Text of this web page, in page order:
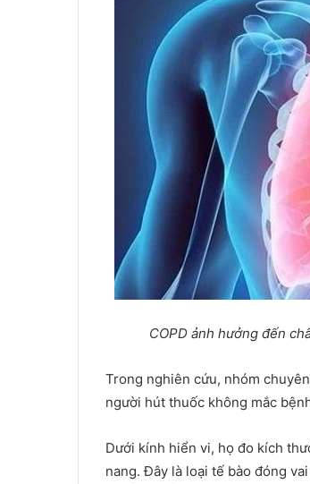
COPD ảnh hưởng đến ch
Trong nghiên cứu, nhóm
người hút thuốc không mắc
Dưới kính hiển vi, họ đo kích
nang. Đây là loại tế bào đóng